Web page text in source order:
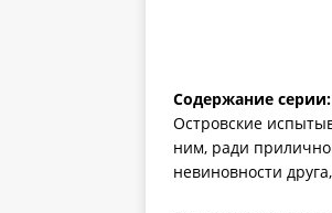
Содержание серии:
Островские
ним, ради
невиновности